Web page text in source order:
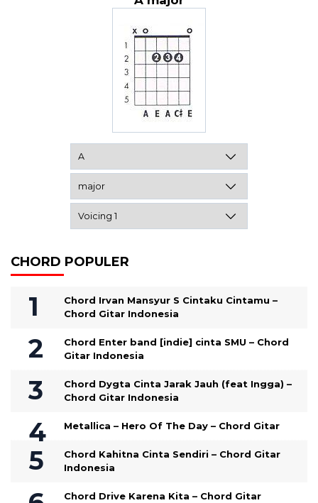
CHORD POPULER
Chord Irvan Mansyur S Cintaku Cintamu –
Chord Gitar Indonesia
Chord Enter band [indie] cinta SMU – Chord
Gitar Indonesia
Chord Dygta Cinta Jarak Jauh (feat Ingga) –
Chord Gitar Indonesia
Metallica – Hero Of The Day – Chord Gitar
Chord Kahitna Cinta Sendiri – Chord Gitar
Indonesia
Chord Drive Karena Kita – Chord Gitar